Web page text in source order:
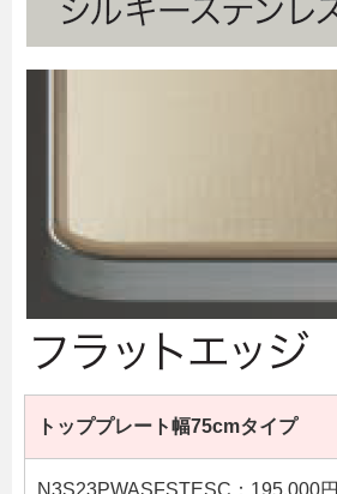
トッププレート幅75cmタイプ
N3S23PWASFSTESC：195,000円